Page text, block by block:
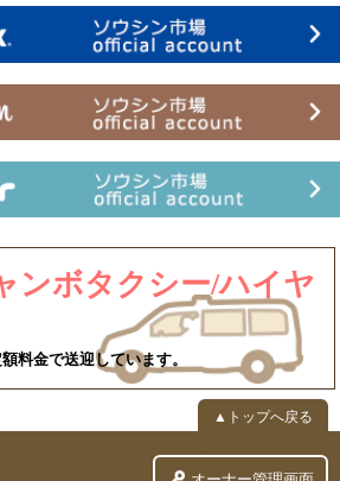
ンボタクシー/ハイヤ
金で送迎しています。
▲トップへ戻る